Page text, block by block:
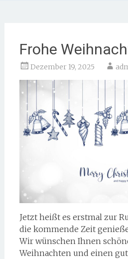
Frohe
Dezember 19, 2025
Jetzt heißt es erstmal zur
die kommende Zeit
Wir wünschen Ihnen
Weihnachten und einen